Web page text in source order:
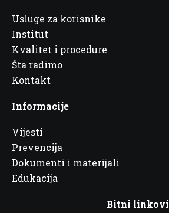
Usluge za korisnike
Institut
Kvalitet i procedure
Šta radimo
Kontakt
Informacije
Vijesti
Prevencija
Dokumenti i materijali
Edukacija
Bitni linkovi